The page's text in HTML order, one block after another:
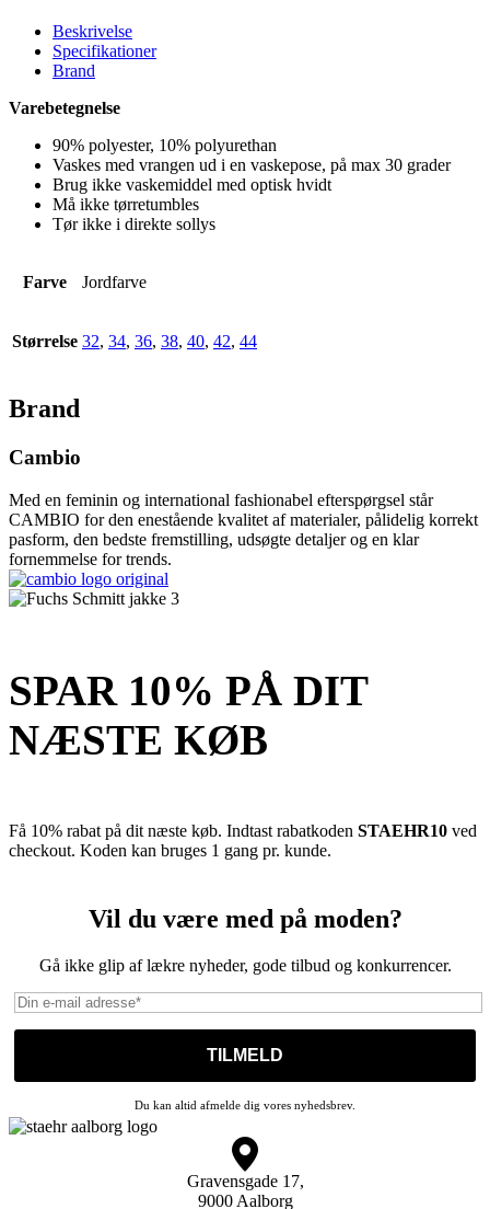
Beskrivelse
Specifikationer
Brand
Varebetegnelse
90% polyester, 10% polyurethan
Vaskes med vrangen ud i en vaskepose, på max 30 grader
Brug ikke vaskemiddel med optisk hvidt
Må ikke tørretumbles
Tør ikke i direkte sollys
Farve Jordfarve
Størrelse 32, 34, 36, 38, 40, 42, 44
Brand
Cambio
Med en feminin og international fashionabel efterspørgsel står
CAMBIO for den enestående kvalitet af materialer, pålidelig korrekt
pasform, den bedste fremstilling, udsøgte detaljer og en klar
fornemmelse for trends.
SPAR 10% PÅ DIT
NÆSTE KØB
Få 10% rabat på dit næste køb. Indtast rabatkoden STAEHR10 ved
checkout. Koden kan bruges 1 gang pr. kunde.
Vil du være med på moden?
Gå ikke glip af lækre nyheder, gode tilbud og konkurrencer.
Du kan altid afmelde dig vores nyhedsbrev.
Gravensgade 17,
9000 Aalborg